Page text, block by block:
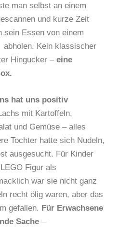
man selbst an einem
und kurze Zeit
sein Essen von einem
abholen. Kein klassischer
Hingucker –eine
hat uns positiv
mit Kartoffeln,
und Gemüse – alles
Tochter hatte sich Nudeln,
ausgesucht. Für Kinder
Figur als
war sie nicht ganz
recht ölig waren, aber das
gefallen. Für Erwachsene
Sache –